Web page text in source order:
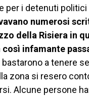
i detenuti
numerosi
della Risiera in
infamante
a tenere
zona si resero
Alcune persone